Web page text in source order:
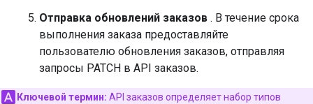
Отправка обновлений заказов . В течение срока
выполнения заказа предоставляйте
пользователю обновления заказов, отправляя
запросы PATCH в API заказов.
Ключевой термин: API заказов определяет набор типов